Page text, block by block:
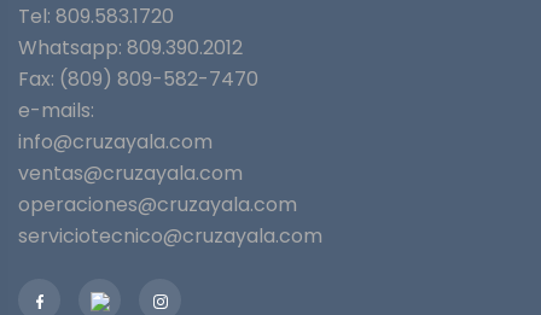
Tel: 809.583.1720
Whatsapp: 809.390.2012
Fax: (809) 809-582-7470
e-mails:
info@cruzayala.com
ventas@cruzayala.com
operaciones@cruzayala.com
serviciotecnico@cruzayala.com